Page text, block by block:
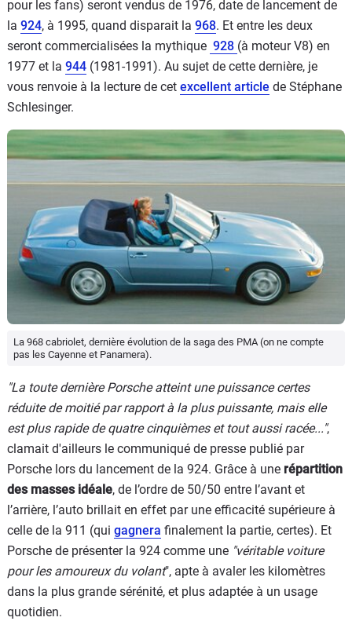
pour les fans) seront vendus de 1976, date de lancement de
la 924, à 1995, quand disparait la 968. Et entre les deux
seront commercialisées la mythique 928 (à moteur V8) en
1977 et la 944 (1981-1991). Au sujet de cette dernière, je
vous renvoie à la lecture de cet excellent article de Stéphane
Schlesinger.
La 968 cabriolet, dernière évolution de la saga des PMA (on ne compte
pas les Cayenne et Panamera).
"La toute dernière Porsche atteint une puissance certes
réduite de moitié par rapport à la plus puissante, mais elle
est plus rapide de quatre cinquièmes et tout aussi racée...",
clamait d'ailleurs le communiqué de presse publié par
Porsche lors du lancement de la 924. Grâce à une répartition
des masses idéale, de l’ordre de 50/50 entre l’avant et
l’arrière, l’auto brillait en effet par une efficacité supérieure à
celle de la 911 (qui gagnera finalement la partie, certes). Et
Porsche de présenter la 924 comme une "véritable voiture
pour les amoureux du volant", apte à avaler les kilomètres
dans la plus grande sérénité, et plus adaptée à un usage
quotidien.